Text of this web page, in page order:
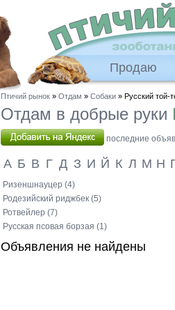
Продаю
Птичий рынок » Отдам » Собаки » Русский той-
Отдам в добрые руки
последние
А Б В Г Д З И Й К Л М Н
Ризеншнауцер (4)
Родезийский риджбек (5)
Ротвейлер (7)
Русская псовая борзая (1)
Объявления не найдены